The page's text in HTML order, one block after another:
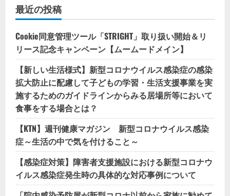
最近の投稿
Cookie同意管理ツール「STRIGHT」取り扱い開始＆リ
リース記念キャンペーン【ムームードメイン】
【新しい生活様式】新型コロナウイルス感染症の感染
拡大防止に配慮して子どもの学習・生活支援事業を実
施するためのガイドラインからみる居場所等において
食事をする場合とは？
【KTN】週刊健康マガジン 新型コロナウイルス感染
症～生活の中で気を付けること～
【感染症対策】障害者支援施設における新型コロナウ
イルス感染症発生時の具体的な対応事例について